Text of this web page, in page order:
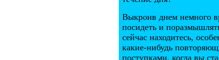
Выкроив днем немного
посидеть и
сейчас находитесь,
какие-нибудь
поступками, когда вы